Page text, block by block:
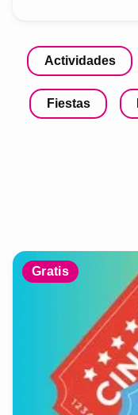
Actividades
Fiestas
Gratis